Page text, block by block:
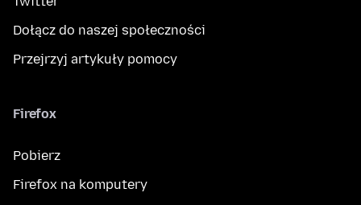
Dołącz do naszej społeczności
Przejrzyj artykuły pomocy
Firefox
Pobierz
Firefox na komputery